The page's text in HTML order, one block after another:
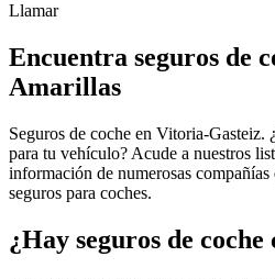
Llamar
Encuentra seguros de
Amarillas
Seguros de coche en Vitoria-Gasteiz.
para tu vehículo? Acude a nuestros
información de numerosas
seguros para coches.
¿Hay seguros de